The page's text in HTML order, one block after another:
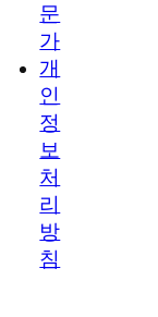
문
가
개
인
정
보
처
리
방
침